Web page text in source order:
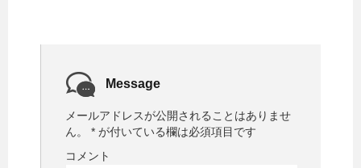
Message
メールアドレスが公開されることはありませ
ん。
* が付いている欄は必須項目です
コメント